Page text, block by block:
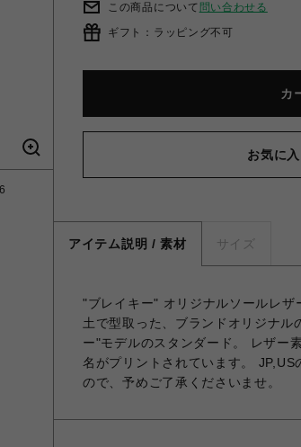
この商品について 問い合わせる
ギフト：ラッピング不可
カ
お気に
アイテム説明 / 素材 サイズ
"ブレイキー" オリジナルソールレ
土で型取った、ブランドオリジナル
ー"モデルのスタンダード。 レザー
名がプリントされています。
ので、予めご了承くださいませ。